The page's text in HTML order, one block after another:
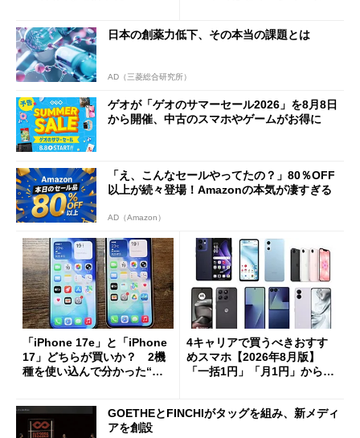
日本の創薬力低下、その本当の課題とは
AD（三菱総合研究所）
ゲオが「ゲオのサマーセール2026」を8月8日
から開催、中古のスマホやゲームがお得に
「え、こんなセールやってたの？」80％OFF
以上が続々登場！Amazonの本気が凄すぎる
AD（Amazon）
「iPhone 17e」と「iPhone
17」どちらが買いか？ 2機
種を使い込んで分かった“ス
4キャリアで買うべきおすす
めスマホ【2026年8月版】
「一括1円」「月1円」からお
GOETHEとFINCHIがタッグを組み、新メディ
アを創設